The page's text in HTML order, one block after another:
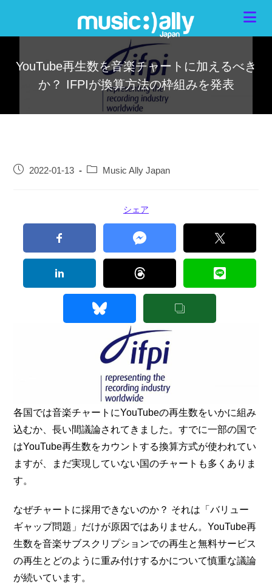
YouTube再生数を音楽チャートに加えるべき
か？ IFPIが換算方法の枠組みを発表
2022-01-13 Music Ally Japan
シェア
各国では音楽チャートにYouTubeの再生数をいかに組み
込むか、長い間議論されてきました。すでに一部の国で
はYouTube再生数をカウントする換算方式が使われてい
ますが、まだ実現していない国のチャートも多くありま
す。
なぜチャートに採用できないのか？ それは「バリュー
ギャップ問題」だけが原因ではありません。YouTube再
生数を音楽サブスクリプションでの再生と無料サービス
の再生とどのように重み付けするかについて慎重な議論
が続いています。